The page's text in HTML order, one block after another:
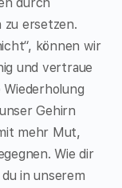
ersetzen.
können wir
und vertraue
Wiederholung
Gehirn
mehr Mut,
Wie dir
in unserem